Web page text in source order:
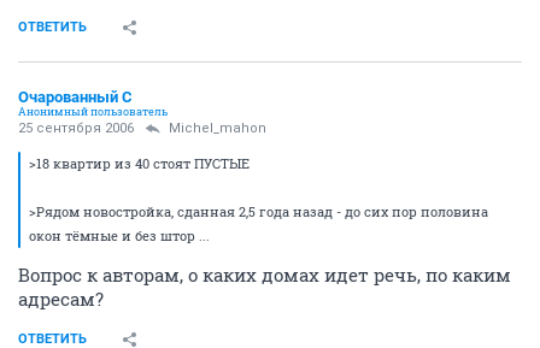
ОТВЕТИТЬ
Очарованный С
Анонимный пользователь
25 сентября 2006 Michel_mahon
>18 квартир из 40 стоят ПУСТЫЕ
>Рядом новостройка, сданная 2,5 года назад - до сих пор половина
окон тёмные и без штор ...
Вопрос к авторам, о каких домах идет речь, по каким
адресам?
ОТВЕТИТЬ